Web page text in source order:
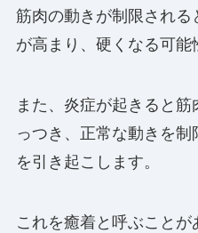
筋肉の動きが制限され
が高まり、硬くなる可能
また、炎症が起きると
っつき、正常な動きを
を引き起こします。
これを癒着と呼ぶことが